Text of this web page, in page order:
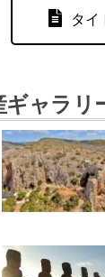
タイ
ギャラリ